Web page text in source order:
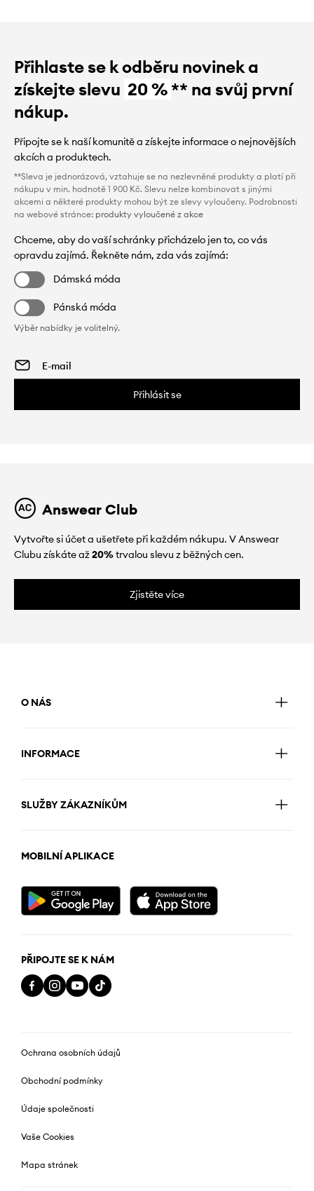
Přihlaste se k odběru novinek a
získejte slevu 20 %** na svůj první
nákup.
Připojte se k naší komunitě a získejte informace o nejnovějších
akcích a produktech.
**Sleva je jednorázová, vztahuje se na nezlevněné produkty a platí při
nákupu v min. hodnotě 1 900 Kč. Slevu nelze kombinovat s jinými
akcemi a některé produkty mohou být ze slevy vyloučeny. Podrobnosti
na webové stránce: produkty vyloučené z akce
Chceme, aby do vaší schránky přicházelo jen to, co vás
opravdu zajímá. Řekněte nám, zda vás zajímá:
Dámská móda
Pánská móda
Výběr nabídky je volitelný.
Přihlásit se
Answear Club
Vytvořte si účet a ušetřete při každém nákupu. V Answear
Clubu získáte až20%trvalou slevu z běžných cen.
Zjistěte více
O NÁS
INFORMACE
SLUŽBY ZÁKAZNÍKŮM
MOBILNÍ APLIKACE
PŘIPOJTE SE K NÁM
Ochrana osobních údajů
Obchodní podmínky
Údaje společnosti
Vaše Cookies
Mapa stránek